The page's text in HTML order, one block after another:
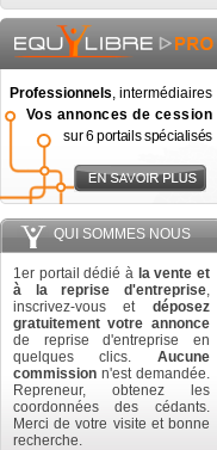
Professionnels, intermédiaires
Vos annonces de cession
sur 6 portails spécialisés
QUI SOMMES NOUS
1er portail dédié à la vente et
à la reprise d'entreprise,
inscrivez-vous et déposez
gratuitement votre annonce
de reprise d'entreprise en
quelques clics. Aucune
commission n'est demandée.
Repreneur, obtenez les
coordonnées des cédants.
Merci de votre visite et bonne
recherche.